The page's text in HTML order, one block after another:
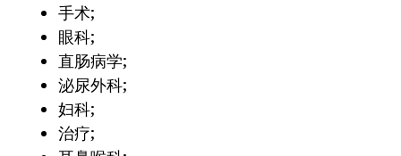
手术;
眼科;
直肠病学;
泌尿外科;
妇科;
治疗;